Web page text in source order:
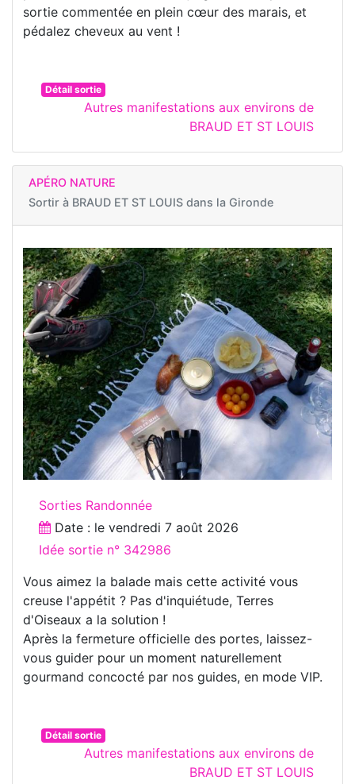
sortie commentée en plein cœur des marais, et
pédalez cheveux au vent !
Détail sortie
Autres manifestations aux environs de
BRAUD ET ST LOUIS
APÉRO NATURE
Sortir à BRAUD ET ST LOUIS dans la Gironde
Sorties Randonnée
Date : le vendredi 7 août 2026
Idée sortie n° 342986
Vous aimez la balade mais cette activité vous
creuse l'appétit ? Pas d'inquiétude, Terres
d'Oiseaux a la solution !
Après la fermeture officielle des portes, laissez-
vous guider pour un moment naturellement
gourmand concocté par nos guides, en mode VIP.
Détail sortie
Autres manifestations aux environs de
BRAUD ET ST LOUIS